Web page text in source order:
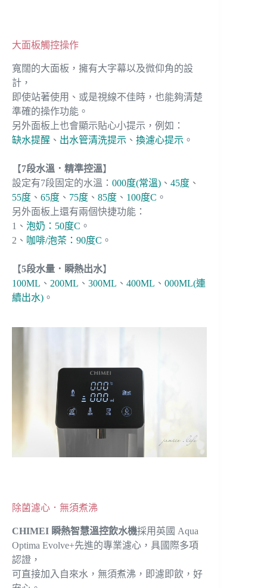
大面板觸控操作
寬闊的大面板，擁有大字幕以及微仰角的設
計，
即使站著使用、或是視線不佳時，也能夠清楚
準確的操作功能。
另外面板上也會顯示貼心小提示，例如：
缺水提醒 、 出水管清洗提示 、 換濾心提示 。
【7段水溫．精準控溫】
設定有7段固定的水溫： 000度(常溫) 、 45度 、
55度 、 65度 、 75度 、 85度 、 100度C 。
另外面板上還有兩個快捷功能：
1、 泡奶：50度C 。
2、 咖啡/泡茶：90度C 。
【5段水量．瞬熱出水】
100ML 、 200ML 、 300ML 、 400ML 、 000ML(連
續出水) 。
除菌濾心．無須煮沸
CHIMEI 瞬熱智慧溫控飲水機採用英國 Aqua
Optima Evolve+先進的專業濾心，具國際多項
認證，
可直接加入自來水，無須煮沸，即濾即飲，好